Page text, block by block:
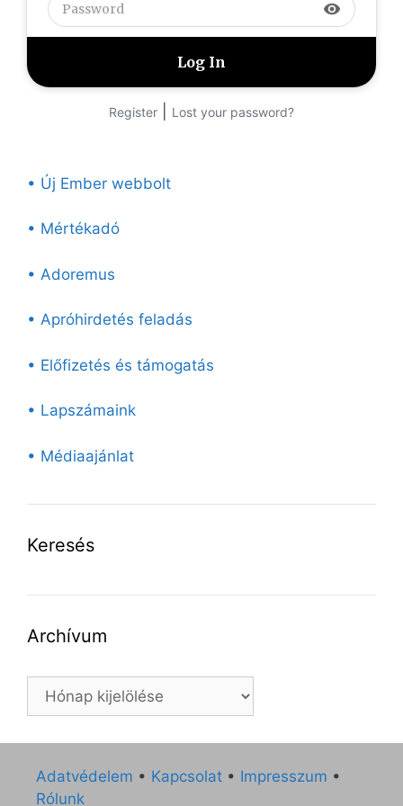
visibility
Register Lost your password?
• Új Ember webbolt
• Mértékadó
• Adoremus
• Apróhirdetés feladás
• Előfizetés és támogatás
• Lapszámaink
• Médiaajánlat
Keresés
Archívum
Archívum
Adatvédelem • Kapcsolat • Impresszum •
Rólunk